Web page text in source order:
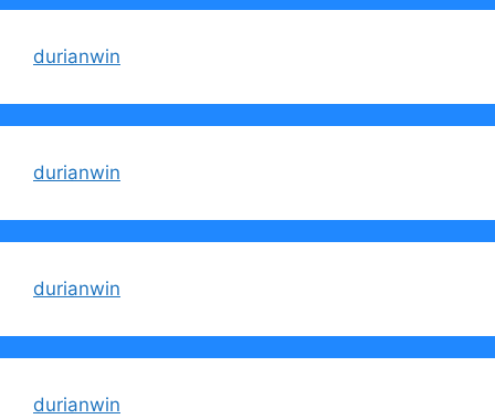
durianwin
durianwin
durianwin
durianwin